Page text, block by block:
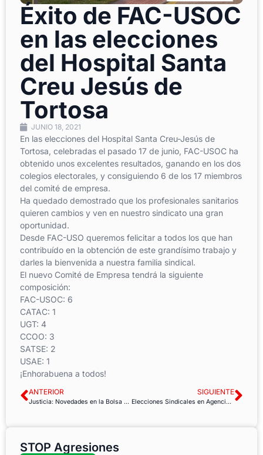
Éxito de FAC-USOC
en las elecciones
del Hospital Santa
Creu Jesús de
Tortosa
JUNIO 18, 2021
En las elecciones del Hospital Santa Creu-Jesús de
Tortosa, celebradas el pasado 17 de junio, FAC-USOC ha
obtenido unos excelentes resultados, ganando en los dos
colegios electorales, y consiguiendo 6 de los 17 miembros
del comité de empresa.
Ha quedado demostrado que los profesionales sanitarios
quieren cambios y ven en nuestro sindicato una gran
oportunidad.
Desde FAC-USO queremos felicitar a todos los que han
contribuído en la obtención de este grandísimo trabajo y
darles la bienvenida a nuestra familia sindical.
El nuevo Comité de Empresa tendrá la siguiente
composición:
FAC-USOC: 6
CATAC: 1
UGT: 4
CCOO: 3
SATSE: 2
USAE: 1
¡Enhorabuena a todos!
ANTERIOR
Justicia: Novedades en la Bolsa de Interinos de órganos centrales
SIGUIENTE
Elecciones Sindicales en Agencia Tributaria de Islas Baleares
STOP Agresiones